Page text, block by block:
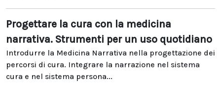
Progettare la cura con la medicina
narrativa. Strumenti per un uso quotidiano
Introdurre la Medicina Narrativa nella progettazione dei
percorsi di cura. Integrare la narrazione nel sistema
cura e nel sistema persona...